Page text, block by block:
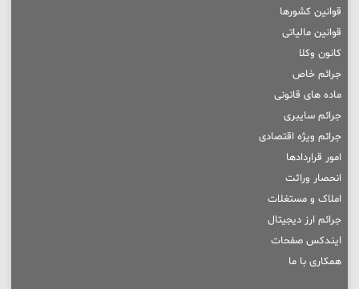
قوانین کشورها
قوانین مالیاتی
کانون وکلا
جرائم خاص
ماده های قانونی
جرائم سایبری
جرائم ویژه اقتصادی
امور قراردادها
انحصار وراثت
املاک و مستغلات
جرائم ارز دیجیتال
ایندکس صفحات
همکاری با ما